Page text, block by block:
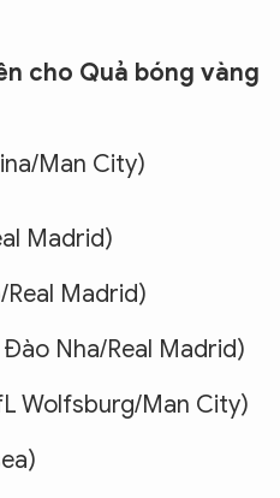
cho Quả bóng vàng
Man City)
Madrid)
Real Madrid)
Nha/Real Madrid)
Wolfsburg/Man City)